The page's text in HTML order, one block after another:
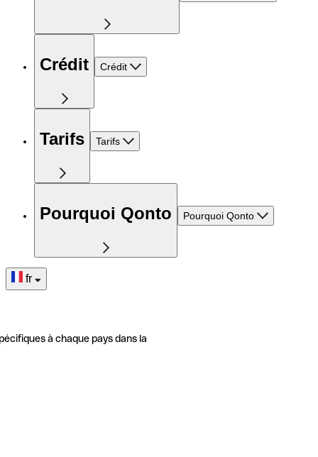
Crédit Crédit
Tarifs Tarifs
Pourquoi Qonto Pourquoi Qonto
fr
à chaque pays dans la